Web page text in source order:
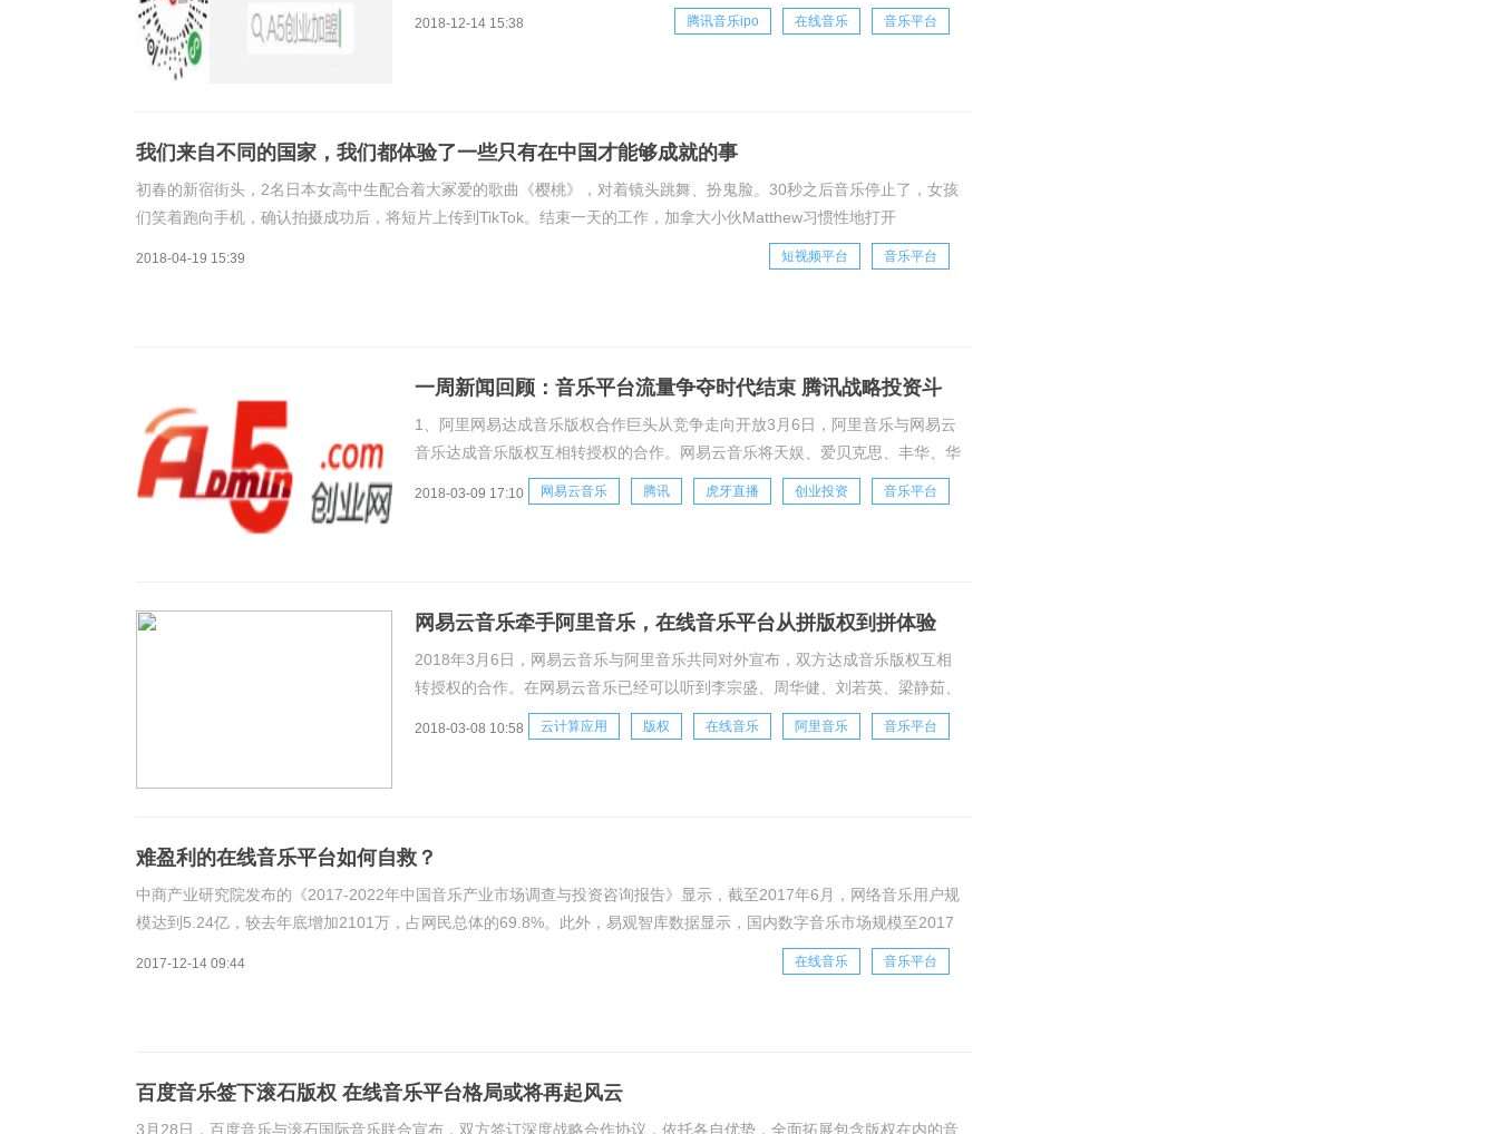
一步而已。作为我国互联网音乐的第一股，腾讯音乐的命运十分坎坷。据悉，
2010年前后，腾讯几度打算放弃该业务，而经过这8年的风雨历程，腾讯音乐终
2018-12-14 15:38 腾讯音乐ipo 在线音乐 音乐平台
我们来自不同的国家，我们都体验了一些只有在中国才能够成就的事
初春的新宿街头，2名日本女高中生配合着大冢爱的歌曲《樱桃》，对着镜头跳舞、扮鬼脸。30秒之后音乐停止了，女孩
们笑着跑向手机，确认拍摄成功后，将短片上传到TikTok。结束一天的工作，加拿大小伙Matthew习惯性地打开
2018-04-19 15:39 短视频平台 音乐平台
一周新闻回顾：音乐平台流量争夺时代结束 腾讯战略投资斗
鱼虎牙
1、阿里网易达成音乐版权合作巨头从竞争走向开放3月6日，阿里音乐与网易云
音乐达成音乐版权互相转授权的合作。网易云音乐将天娱、爱贝克思、丰华、华
研国际等音乐版权转授给阿里音乐;同时，阿里音乐将滚石、S.M.、BMG等音乐
版权转授给网易云音乐。相关阅读：多米音乐沦为版权炮灰，但QQ网易虾米会
2018-03-09 17:10 网易云音乐 腾讯 虎牙直播 创业投资 音乐平台
网易云音乐牵手阿里音乐，在线音乐平台从拼版权到拼体验
2018年3月6日，网易云音乐与阿里音乐共同对外宣布，双方达成音乐版权互相
转授权的合作。在网易云音乐已经可以听到李宗盛、周华健、刘若英、梁静茹、
任贤齐、SuperJunior、少女时代、EXO、羽•泉等主流歌手的歌曲;而虾米音乐
用户也可以听到张惠妹、张雨生、华晨宇、陈翔、滨崎步、幸田来未等艺人的音
2018-03-08 10:58 云计算应用 版权 在线音乐 阿里音乐 音乐平台
难盈利的在线音乐平台如何自救？
中商产业研究院发布的《2017-2022年中国音乐产业市场调查与投资咨询报告》显示，截至2017年6月，网络音乐用户规
模达到5.24亿，较去年底增加2101万，占网民总体的69.8%。此外，易观智库数据显示，国内数字音乐市场规模至2017
2017-12-14 09:44 在线音乐 音乐平台
百度音乐签下滚石版权 在线音乐平台格局或将再起风云
3月28日，百度音乐与滚石国际音乐联合宣布，双方签订深度战略合作协议，依托各自优势，全面拓展包含版权在内的音